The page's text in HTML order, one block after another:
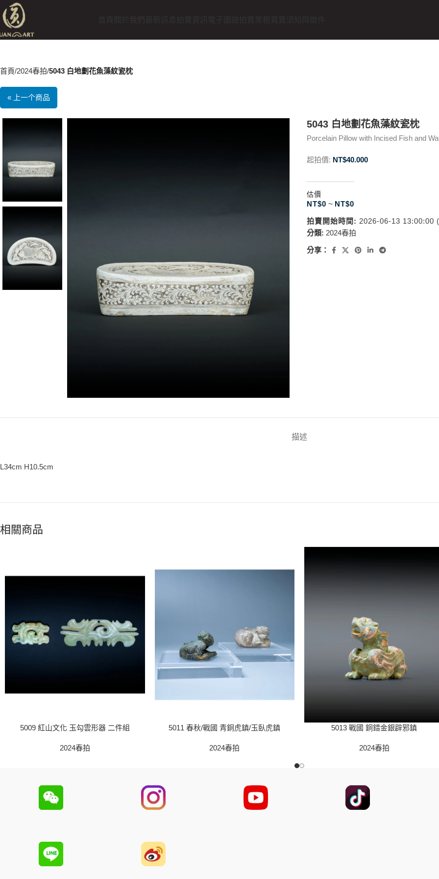
首頁 2024春拍 5043 白地劃花魚藻紋瓷枕
« 上一个商品
5043 白地劃花魚藻紋瓷枕
Porcelain Pillow with Incised Fish and
起拍價: NT$40.000
估價
NT$0 ~ NT$0
拍賣開始時間: 2026-06-13 13:00:00
分類: 2024春拍
分享：
描述
L34cm H10.5cm
相關商品
5009 紅山文化 玉勾雲形器 二件組
2024春拍
5011 春秋/戰國 青銅虎鎮/玉臥虎鎮
2024春拍
5013 戰國 銅錯金銀辟邪鎮
2024春拍